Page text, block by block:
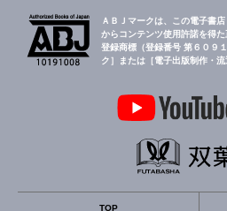
ＡＢＪマークは、この電子書
からコンテンツ使用許諾を得
登録商標（登録番号 第６０９
ク］または［電子出版制作・
TOP